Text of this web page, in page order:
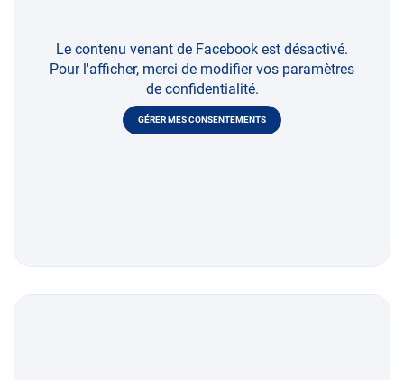
Le contenu venant de Facebook est désactivé.
Pour l'afficher, merci de modifier vos paramètres
de confidentialité.
GÉRER MES CONSENTEMENTS